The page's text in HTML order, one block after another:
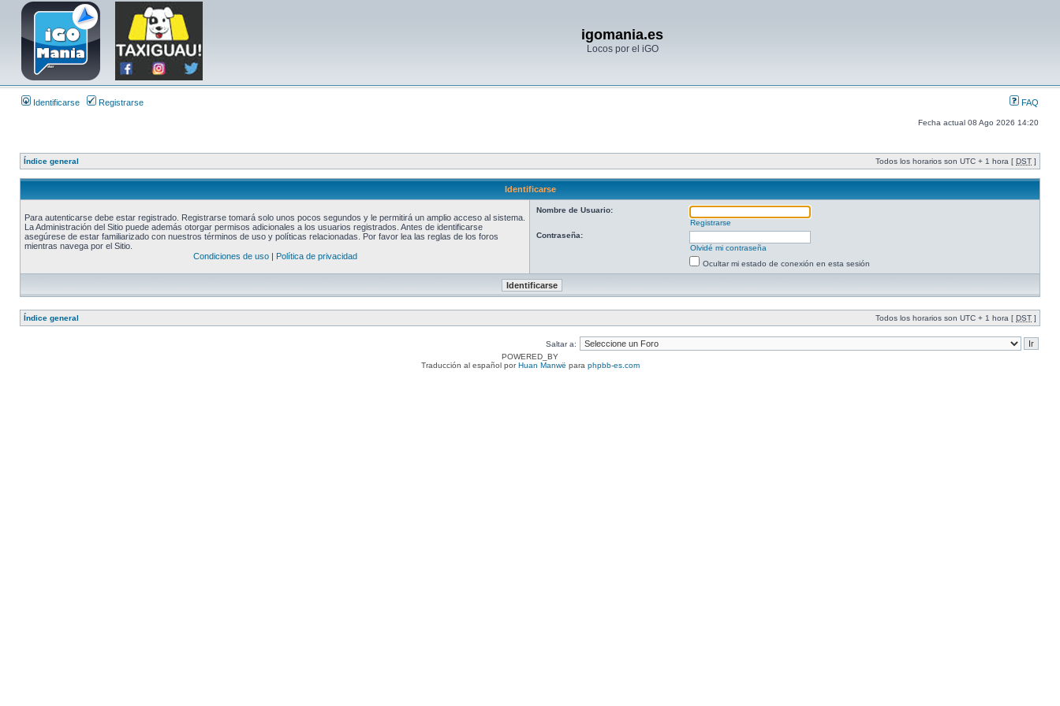
igomania.es
Locos por el iGO
Identificarse Registrarse FAQ
Fecha actual 08 Ago 2026 14:20
Índice general Todos los horarios son UTC + 1 hora [ DST ]
Identificarse
Para autenticarse debe estar registrado. Registrarse tomará solo unos pocos segundos y le permitirá un amplio acceso al sistema.
La Administración del Sitio puede además otorgar permisos adicionales a los usuarios registrados. Antes de identificarse
asegúrese de estar familiarizado con nuestros términos de uso y políticas relacionadas. Por favor lea las reglas de los foros
mientras navega por el Sitio.
Condiciones de uso| Política de privacidad
Nombre de Usuario:
Registrarse
Contraseña:
Olvidé mi contraseña
Ocultar mi estado de conexión en esta sesión
Índice general Todos los horarios son UTC + 1 hora [ DST ]
Saltar a:
POWERED_BY
Traducción al español porHuan Manwë para phpbb-es.com